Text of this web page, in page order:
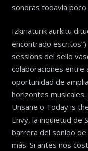
sonoras todavía
Izkiriaturik aurkitu
encontrado
sessions del sello
colaboraciones entre
oportunidad de
horizontes
Unsane o Today is
Envy, la inquietud de
barrera del sonido
más. Si antes nos